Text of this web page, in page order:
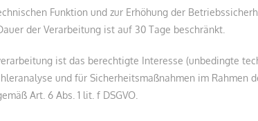
Funktion und zur Erhöhung der
der Verarbeitung ist auf 30 Tage beschränkt.
ist das berechtigte Interesse (unbedingte
und für Sicherheitsmaßnahmen im Rahmen
Art. 6 Abs. 1 lit. f DSGVO.